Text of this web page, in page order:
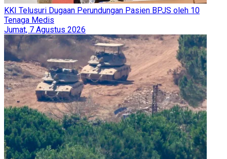
KKI Telusuri Dugaan Perundungan Pasien BPJS oleh 10
Tenaga Medis
Jumat, 7 Agustus 2026